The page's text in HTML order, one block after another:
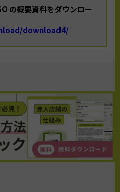
の概要資料をダウンロー
download4/